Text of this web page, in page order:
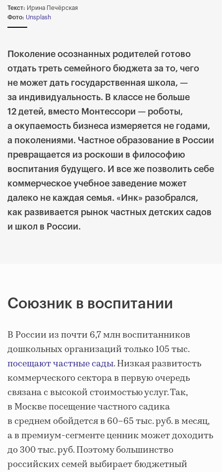
Текст: Ирина Печёрская
Фото: Unsplash
Поколение осознанных родителей готово
отдать треть семейного бюджета за то, чего
не может дать государственная школа, —
за индивидуальность. В классе не больше
12 детей, вместо Монтессори — роботы,
а окупаемость бизнеса измеряется не годами,
а поколениями. Частное образование в России
превращается из роскоши в философию
воспитания будущего. И все же позволить себе
коммерческое учебное заведение может
далеко не каждая семья. «Инк» разобрался,
как развивается рынок частных детских садов
и школ в России.
Союзник в воспитании
В России из почти 6,7 млн воспитанников
дошкольных организаций только 105 тыс.
посещают частные сады. Низкая развитость
коммерческого сектора в первую очередь
связана с высокой стоимостью услуг. Так,
в Москве посещение частного садика
в среднем обойдется в 60–65 тыс. руб. в месяц,
а в премиум-сегменте ценник может доходить
до 300 тыс. руб. Поэтому большинство
российских семей выбирает бюджетный